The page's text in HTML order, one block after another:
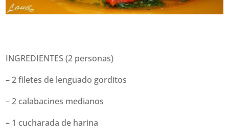
INGREDIENTES (2 personas)
– 2 filetes de lenguado gorditos
– 2 calabacines medianos
– 1 cucharada de harina